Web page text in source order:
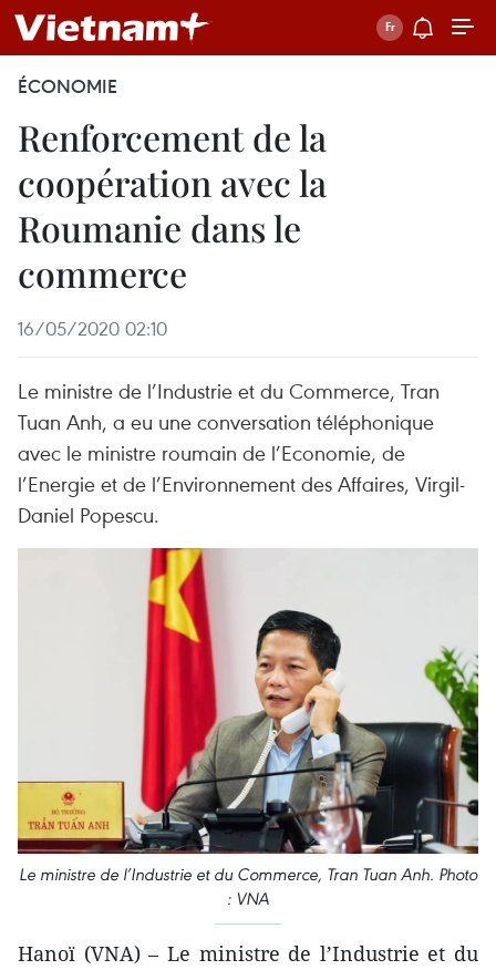
ÉCONOMIE
Renforcement de la
coopération avec la
Roumanie dans le
commerce
16/05/2020 02:10
Le ministre de l’Industrie et du Commerce, Tran
Tuan Anh, a eu une conversation téléphonique
avec le ministre roumain de l’Economie, de
l’Energie et de l’Environnement des Affaires, Virgil-
Daniel Popescu.
Le ministre de l’Industrie et du Commerce, Tran Tuan Anh. Photo
: VNA
Hanoï (VNA) – Le ministre de l’Industrie et du